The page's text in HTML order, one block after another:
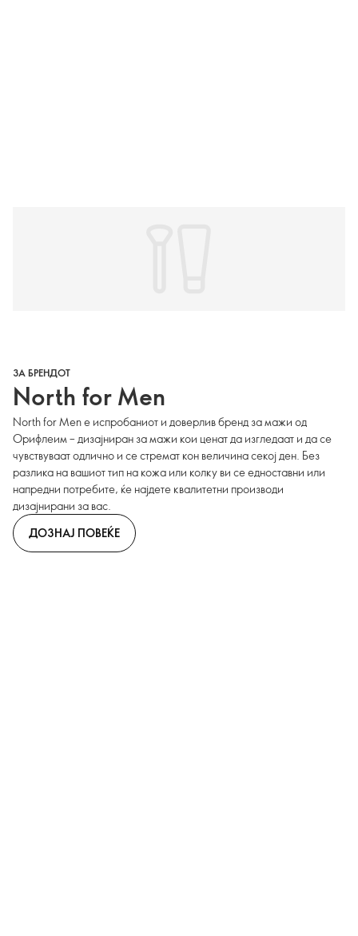
ЗА БРЕНДОТ
North for Men
North for Men е испробаниот и доверлив бренд за мажи од
Орифлеим – дизајниран за мажи кои ценат да изгледаат и да се
чувствуваат одлично и се стремат кон величина секој ден. Без
разлика на вашиот тип на кожа или колку ви се едноставни или
напредни потребите, ќе најдете квалитетни производи
дизајнирани за вас.
ДОЗНАЈ ПОВЕЌЕ